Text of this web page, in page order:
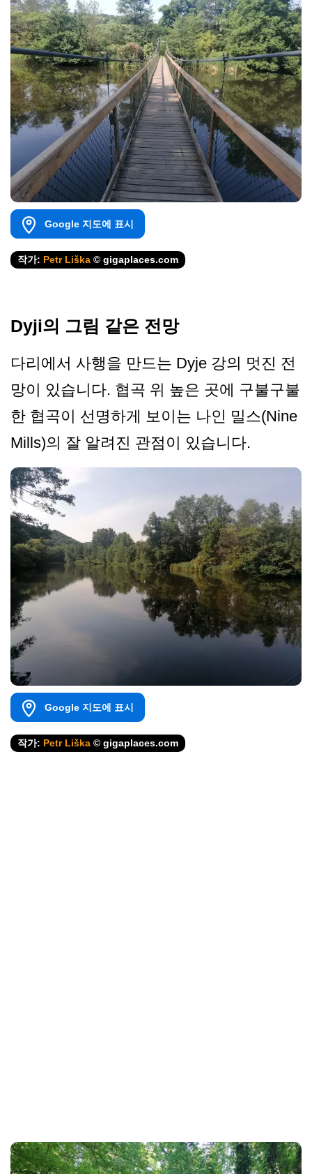
Google 지도에 표시
작가: Petr Liška © gigaplaces.com
Dyji의 그림 같은 전망
다리에서 사행을 만드는 Dyje 강의 멋진 전
망이 있습니다. 협곡 위 높은 곳에 구불구불
한 협곡이 선명하게 보이는 나인 밀스(Nine
Mills)의 잘 알려진 관점이 있습니다.
Google 지도에 표시
작가: Petr Liška © gigaplaces.com